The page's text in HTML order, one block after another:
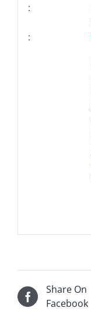
:
:
Share On
Facebook